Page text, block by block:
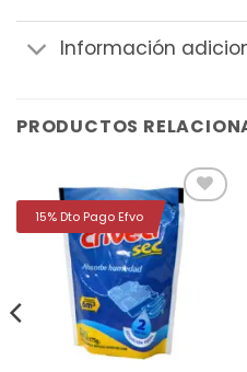
Información
PRODUCTOS
Añadir
lista de
deseos
15% Dto Pago Efvo